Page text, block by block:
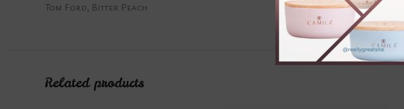
Tom Ford, Bitter Peach
Related products